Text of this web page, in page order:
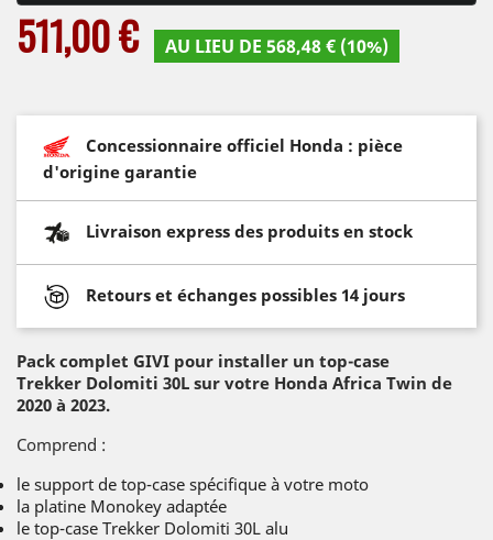
511,00 € AU LIEU DE 568,48 € (10%)
Concessionnaire officiel Honda : pièce
d'origine garantie
Livraison express des produits en stock
Retours et échanges possibles 14 jours
Pack complet GIVI pour installer un top-case
Trekker Dolomiti 30L sur votre Honda Africa Twin de
2020 à 2023.
Comprend :
le support de top-case spécifique à votre moto
la platine Monokey adaptée
le top-case Trekker Dolomiti 30L alu